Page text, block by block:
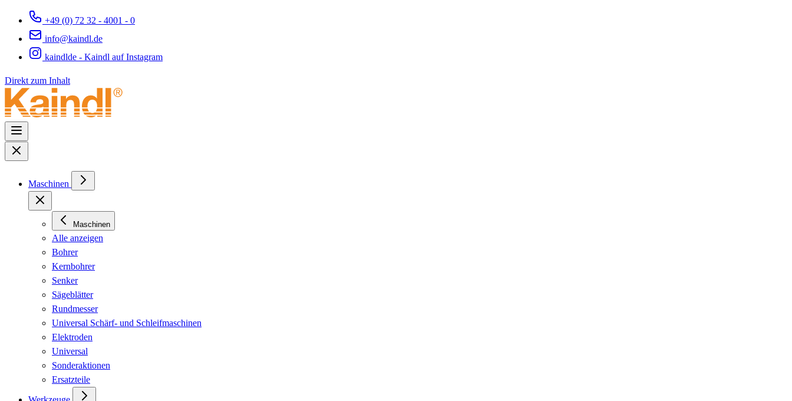
+49 (0) 72 32 - 4001 - 0
info@kaindl.de
kaindlde - Kaindl auf Instagram
Direkt zum Inhalt
Maschinen
Maschinen
Alle anzeigen
Bohrer
Kernbohrer
Senker
Sägeblätter
Rundmesser
Universal Schärf- und Schleifmaschinen
Elektroden
Universal
Sonderaktionen
Ersatzteile